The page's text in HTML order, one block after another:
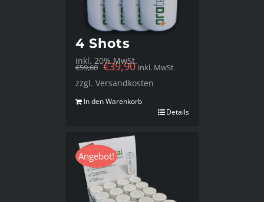
4 Shots
€59,60 €39,90 inkl. MwSt
inkl. 20% MwSt.
zzgl. Versandkosten
In den Warenkorb
Details
Angebot!